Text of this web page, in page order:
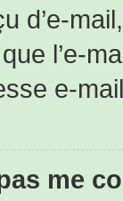
d’e-
l’e-
e-
me